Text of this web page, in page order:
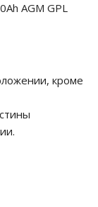
AGM GPL
кроме